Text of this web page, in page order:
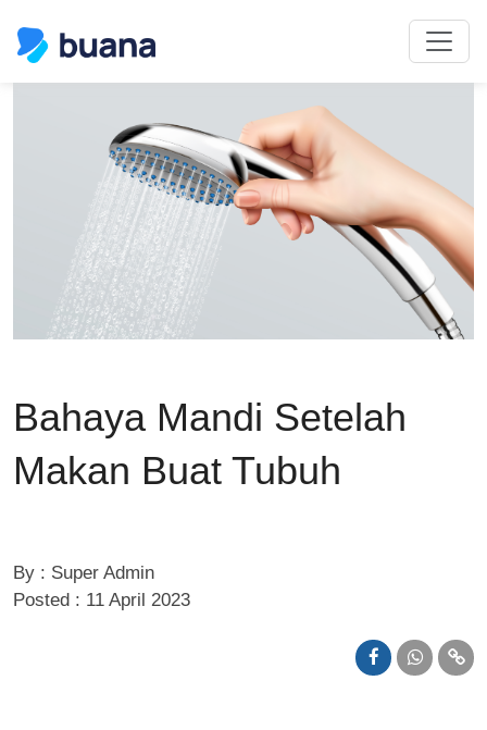
Bahaya Mandi Setelah
Makan Buat Tubuh
By : Super Admin
Posted : 11 April 2023